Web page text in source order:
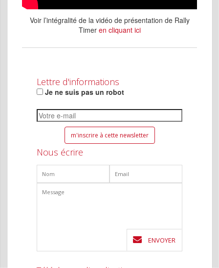
Voir l’intégralité de la vidéo de présentation de Rally
Timer en cliquant ici
Lettre d'informations
Je ne suis pas un robot
Nous écrire
ENVOYER